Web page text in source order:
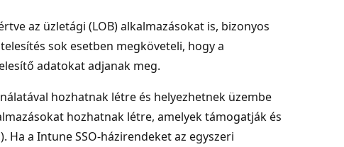
az üzletági (LOB) alkalmazásokat is, bizonyos
sok esetben megköveteli, hogy a
adatokat adjanak meg.
hozhatnak létre és helyezhetnek üzembe
hozhatnak létre, amelyek támogatják és
Ha a Intune SSO-házirendeket az egyszeri